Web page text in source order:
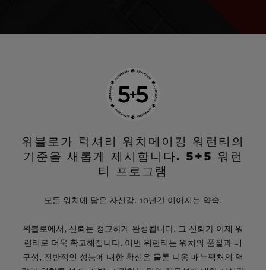
위블로가 럭셔리 워치메이킹 워런티의
기준을 새롭게 제시합니다. 5+5 워런
티 프로그램
모든 워치에 담은 자신감. 10년간 이어지는 약속.
위블로에서, 신뢰는 정교하게 완성됩니다. 그 신뢰가 이제 워
런티로 더욱 확고해집니다. 이번 워런티는 워치의 품질과 내
구성, 전반적인 성능에 대한 확신은 물론 니옹 매뉴팩처의 역